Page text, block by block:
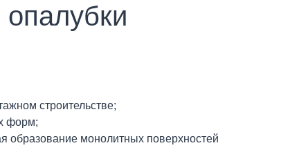
строительстве;
форм;
образование монолитных поверхностей